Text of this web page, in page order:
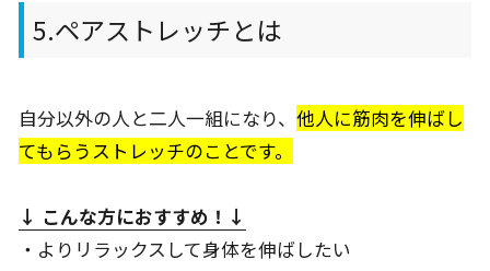
5.ペアストレッチとは
自分以外の人と二人一組になり、 他人に筋肉を伸ばし
てもらうストレッチのことです。
↓ こんな方におすすめ ！↓
・よりリラックスして身体を伸ばしたい